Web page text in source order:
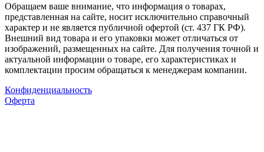
Обращаем ваше внимание, что информация о товарах,
представленная на сайте, носит исключительно справочный
характер и не является публичной офертой (ст. 437 ГК РФ).
Внешний вид товара и его упаковки может отличаться от
изображений, размещенных на сайте. Для получения точной и
актуальной информации о товаре, его характеристиках и
комплектации просим обращаться к менеджерам компании.
Конфиденциальность
Оферта